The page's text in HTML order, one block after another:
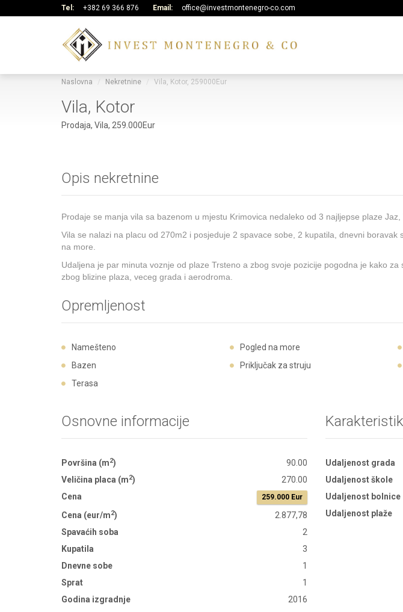
Tel: +382 69 366 876 Email: office@investmontenegro-co.com
Naslovna Nekretnine Vila, Kotor, 259000Eur
Vila, Kotor
Prodaja, Vila, 259.000Eur
Opis nekretnine
Prodaje se manja vila sa bazenom u mjestu Krimovica nedaleko od 3 najljepse plaze Jaz,
Vila se nalazi na placu od 270m2 i posjeduje 2 spavace sobe, 2 kupatila, dnevni boravak
na more.
Udaljena je par minuta voznje od plaze Trsteno a zbog svoje pozicije pogodna je kako
zbog blizine plaza, veceg grada i aerodroma.
Opremljenost
Namešteno Pogled na more
Bazen
Priključak za struju
Terasa
Osnovne informacije
Površina (m2)
90.00
Veličina placa (m2)
270.00
Cena
259.000 Eur
Cena (eur/m2)
2.877,78
Spavaćih soba
2
Kupatila
3
Dnevne sobe
1
Sprat
1
Godina izgradnje
2016
Udaljenost grada
Udaljenost škole
Udaljenost bolnice
Udaljenost plaže